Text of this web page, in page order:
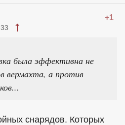
+1
была эффективна не
вермахта, а против
снарядов. Которых